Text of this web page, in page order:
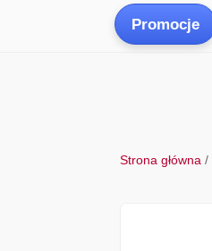
Promocje
Strona główna /